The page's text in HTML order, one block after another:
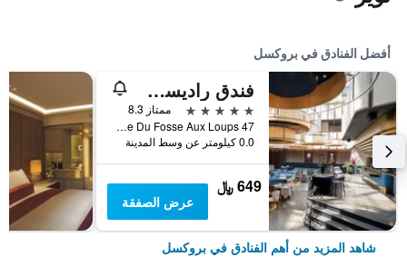
أفضل الفنادق في بروكسل
فندق راديسن كوليكشن جراند بليس بروكسل
5 نجوم
ممتاز 8.3
47 Rue Du Fosse Aux Loups, بروكسل, بلجيكا
0.0 كيلومتر عن وسط المدينة
649 ﷼
عرض الصفقة
شاهد المزيد من أهم الفنادق في بروكسل